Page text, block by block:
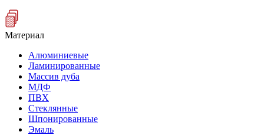
Материал
Алюминиевые
Ламинированные
Массив дуба
МДФ
ПВХ
Стеклянные
Шпонированные
Эмаль